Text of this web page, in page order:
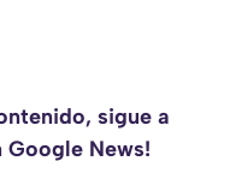
sigue a
Google News!